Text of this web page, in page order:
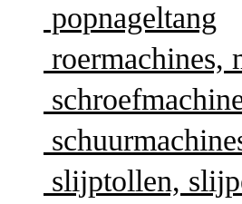
popnageltang
roermachines,
slijptollen,